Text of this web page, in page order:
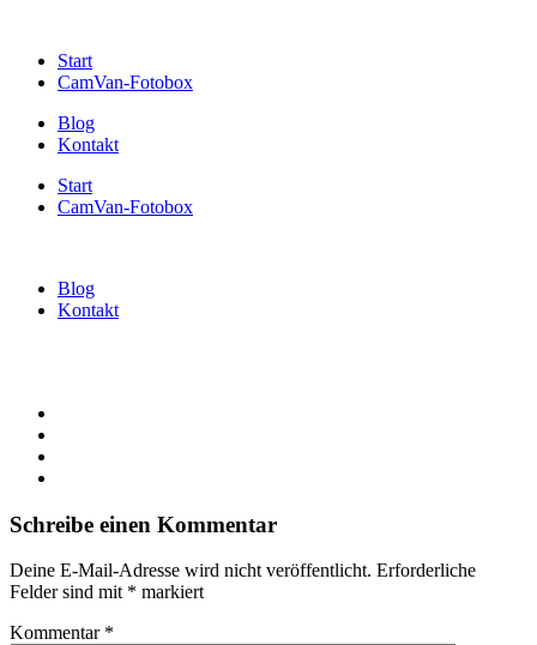
Start
CamVan-Fotobox
Blog
Kontakt
Start
CamVan-Fotobox
Blog
Kontakt
Schreibe einen Kommentar
Deine E-Mail-Adresse wird nicht veröffentlicht. Erforderliche
Felder sind mit * markiert
Kommentar *